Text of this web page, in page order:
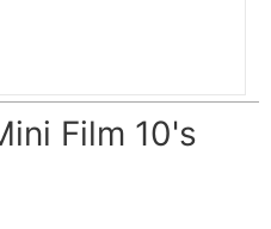
Film 10's